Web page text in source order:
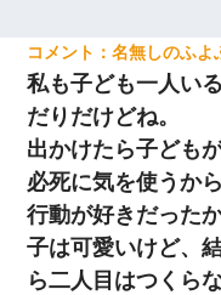
名無しのふよ
私も子ども一人い
だりだけどね。
出かけたら子ども
必死に気を使うか
行動が好きだった
子は可愛いけど、
ら二人目はつくらな